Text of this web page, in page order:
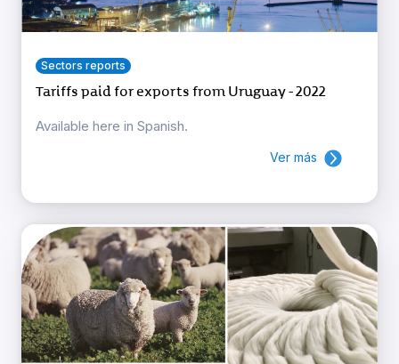
Sectors reports
Tariffs paid for exports from Uruguay - 2022
Available here in Spanish.
Ver más